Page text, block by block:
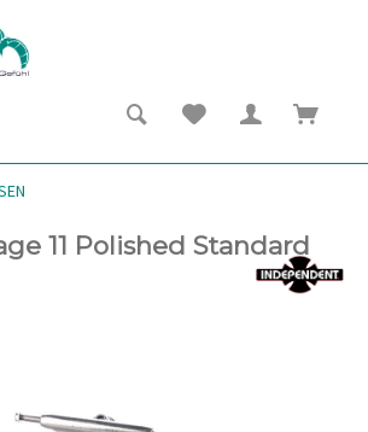
11 Polished Standard